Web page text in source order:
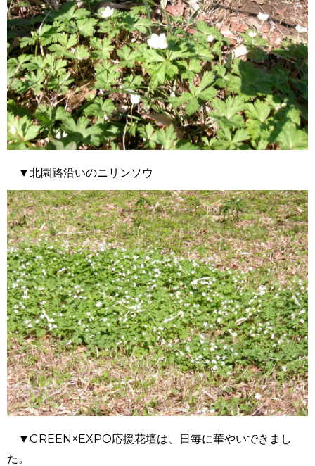
▼北園路沿いのニリンソウ
▼GREEN×EXPO応援花壇は、日毎に華やいできまし
た。